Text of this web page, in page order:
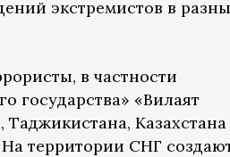
экстремистов в
в частности
государства» «Вилаят
Казахстана
территории СНГ